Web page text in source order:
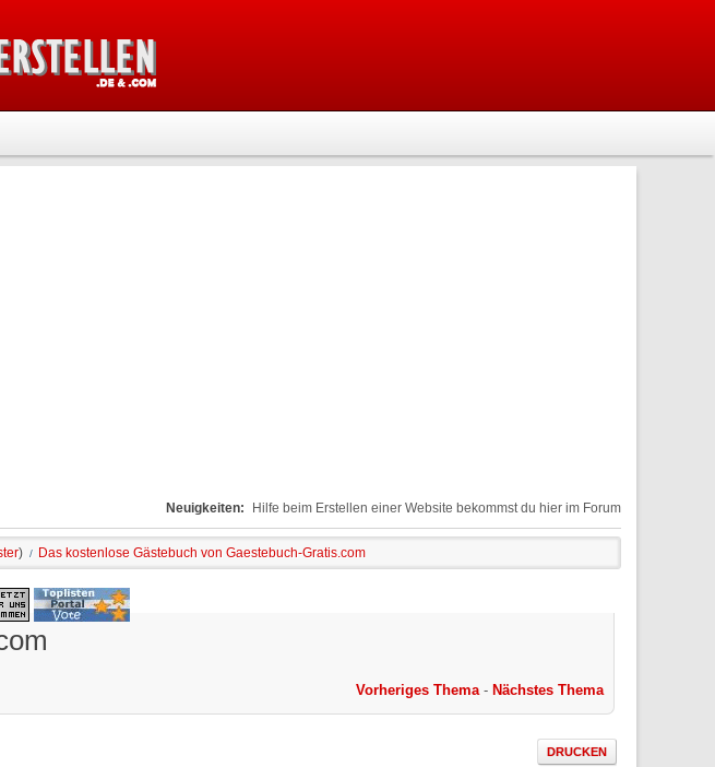
Neuigkeiten: Hilfe beim Erstellen einer Website bekommst du hier im Forum
) / Das kostenlose Gästebuch von Gaestebuch-Gratis.com
Vorheriges Thema - Nächstes Thema
DRUCKEN